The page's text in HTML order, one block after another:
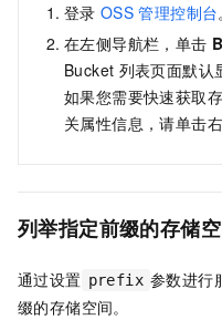
登录 OSS 管理控制台。
在左侧导航栏，单击
Bucket 列表页面默认
如果您需要快速获取
关属性信息，请单击
列举指定前缀的存储
通过设置 prefix 参数进行
缀的存储空间。